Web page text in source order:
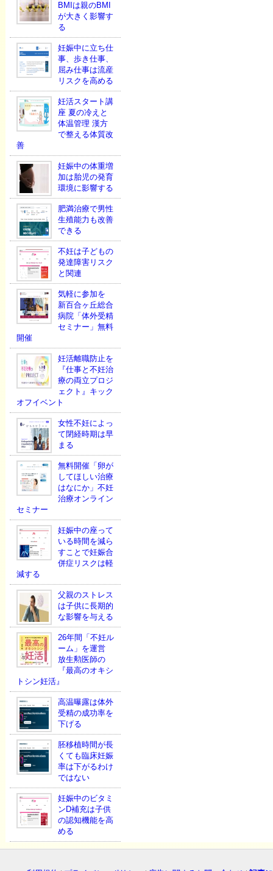
BMIは親のBMI
が大きく影響す
る
妊娠中に立ち仕
事、歩き仕事、
屈み仕事は流産
リスクを高める
妊活スタート講
座 夏の冷えと
体温管理 漢方
で整える体質改
善
妊娠中の体重増
加は胎児の発育
環境に影響する
肥満治療で男性
生殖能力も改善
できる
不妊は子どもの
発達障害リスク
と関連
気軽に参加を
新百合ヶ丘総合
病院「体外受精
セミナー」無料
開催
妊活離職防止を
『仕事と不妊治
療の両立プロジ
ェクト』キック
オフイベント
女性不妊によっ
て閉経時期は早
まる
無料開催「卵が
してほしい治療
はなにか」不妊
治療オンライン
セミナー
妊娠中の座って
いる時間を減ら
すことで妊娠合
併症リスクは軽
減する
父親のストレス
は子供に長期的
な影響を与える
26年間「不妊ル
ーム」を運営
放生勲医師の
『最高のオキシ
トシン妊活』
高温曝露は体外
受精の成功率を
下げる
胚移植時間が長
くても臨床妊娠
率は下がるわけ
ではない
妊娠中のビタミ
ンD補充は子供
の認知機能を高
める